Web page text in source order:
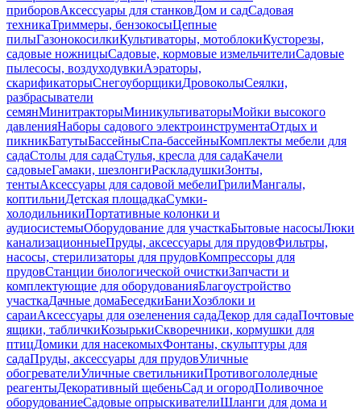
приборовАксессуары для станковДом и садСадовая
техникаТриммеры, бензокосыЦепные
пилыГазонокосилкиКультиваторы, мотоблокиКусторезы,
садовые ножницыСадовые, кормовые измельчителиСадовые
пылесосы, воздуходувкиАэраторы,
скарификаторыСнегоуборщикиДровоколыСеялки,
разбрасыватели
семянМинитракторыМиникультиваторыМойки высокого
давленияНаборы садового электроинструментаОтдых и
пикникБатутыБассейныСпа-бассейныКомплекты мебели для
садаСтолы для садаСтулья, кресла для садаКачели
садовыеГамаки, шезлонгиРаскладушкиЗонты,
тентыАксессуары для садовой мебелиГрилиМангалы,
коптильниДетская площадкаСумки-
холодильникиПортативные колонки и
аудиосистемыОборудование для участкаБытовые насосыЛюки
канализационныеПруды, аксессуары для прудовФильтры,
насосы, стерилизаторы для прудовКомпрессоры для
прудовСтанции биологической очисткиЗапчасти и
комплектующие для оборудованияБлагоустройство
участкаДачные домаБеседкиБаниХозблоки и
сараиАксессуары для озеленения садаДекор для садаПочтовые
ящики, табличкиКозырькиСкворечники, кормушки для
птицДомики для насекомыхФонтаны, скульптуры для
садаПруды, аксессуары для прудовУличные
обогревателиУличные светильникиПротивогололедные
реагентыДекоративный щебеньСад и огородПоливочное
оборудованиеСадовые опрыскивателиШланги для дома и